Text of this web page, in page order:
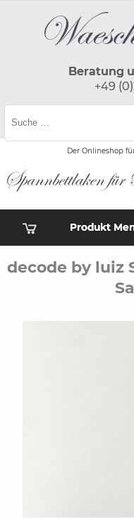
Beratung
+49
Der Onlineshop
Produkt
decode by luiz